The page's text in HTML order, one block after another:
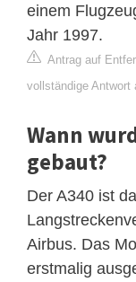
einem
Jahr 1997.
Antrag auf
vollständige Antwort
Wann
gebaut?
Der A340 ist
Airbus. Das
erstmalig